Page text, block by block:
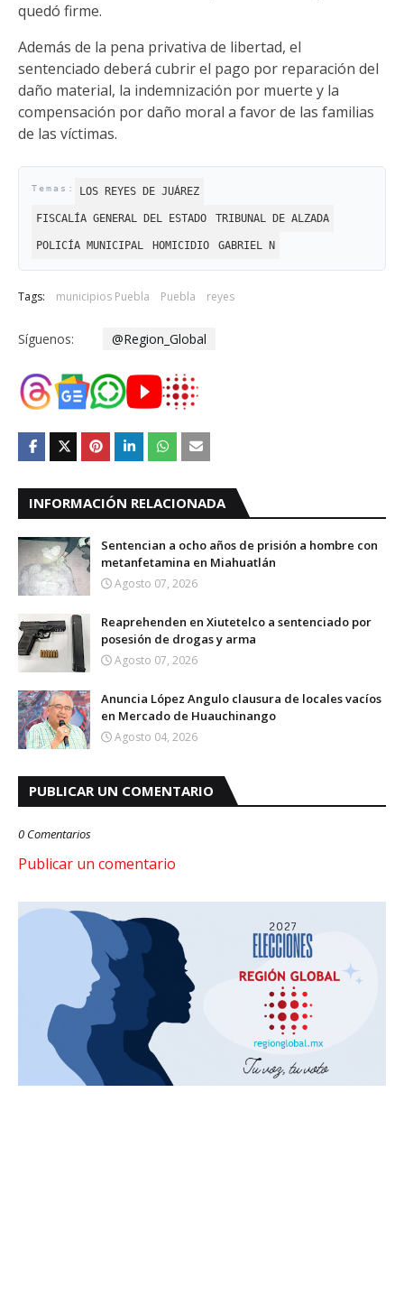
quedó firme.
Además de la pena privativa de libertad, el
sentenciado deberá cubrir el pago por reparación del
daño material, la indemnización por muerte y la
compensación por daño moral a favor de las familias
de las víctimas.
LOS REYES DE JUÁREZ
FISCALÍA GENERAL DEL ESTADO TRIBUNAL DE ALZADA
POLICÍA MUNICIPAL HOMICIDIO GABRIEL N
Tags: municipios Puebla Puebla reyes
Síguenos: @Region_Global
INFORMACIÓN RELACIONADA
Sentencian a ocho años de prisión a hombre con
metanfetamina en Miahuatlán
Agosto 07, 2026
Reaprehenden en Xiutetelco a sentenciado por
posesión de drogas y arma
Agosto 07, 2026
Anuncia López Angulo clausura de locales vacíos
en Mercado de Huauchinango
Agosto 04, 2026
PUBLICAR UN COMENTARIO
0 Comentarios
Publicar un comentario